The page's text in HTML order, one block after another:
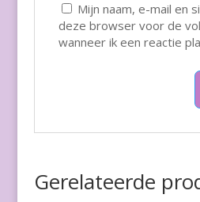
Mijn naam, e-mail en
deze browser voor de
wanneer ik een reactie
Gerelateerde